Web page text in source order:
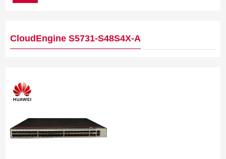
CloudEngine S5731-S48S4X-A